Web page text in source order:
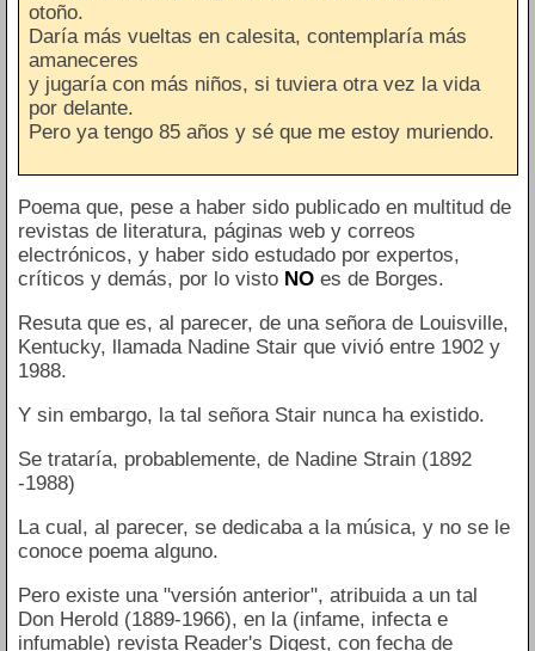
otoño.
Daría más vueltas en calesita, contemplaría más
amaneceres
y jugaría con más niños, si tuviera otra vez la vida
por delante.
Pero ya tengo 85 años y sé que me estoy muriendo.
Poema que, pese a haber sido publicado en multitud de
revistas de literatura, páginas web y correos
electrónicos, y haber sido estudado por expertos,
críticos y demás, por lo visto NOes de Borges.
Resuta que es, al parecer, de una señora de Louisville,
Kentucky, llamada Nadine Stair que vivió entre 1902 y
1988.
Y sin embargo, la tal señora Stair nunca ha existido.
Se trataría, probablemente, de Nadine Strain (1892
-1988)
La cual, al parecer, se dedicaba a la música, y no se le
conoce poema alguno.
Pero existe una "versión anterior", atribuida a un tal
Don Herold (1889-1966), en la (infame, infecta e
infumable) revista Reader's Digest, con fecha de